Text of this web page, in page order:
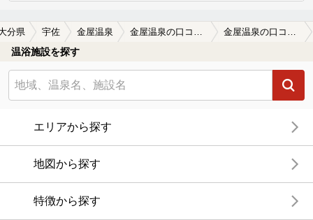
分県 宇佐 金屋温泉 金屋温泉の口コミ一覧 金屋温泉の口コミ 金谷温泉には 助けられました。…
温浴施設を探す
エリアから探す
地図から探す
特徴から探す